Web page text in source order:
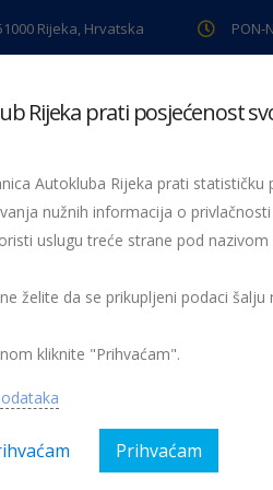
Rijeka, Hrvatska PON-
pregled Pomoć na cesti
Rijeka prati posjećenost
Autokluba Rijeka prati
nužnih informacija o
uslugu treće strane pod nazivom
želite da se prikupljeni podaci
kliknite "Prihvaćam".
Prihvaćam